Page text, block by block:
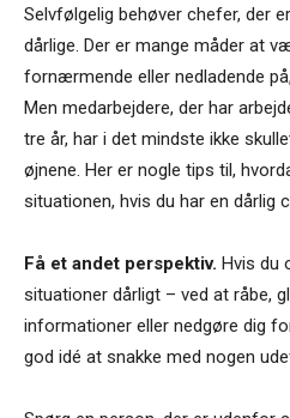
Selvfølgelig behøver chefer, der
dårlige. Der er mange måder at
fornærmende eller nedladende
Men medarbejdere, der har
tre år, har i det mindste ikke
øjnene. Her er nogle tips til,
situationen, hvis du har en dårlig
Få et andet perspektiv. Hvis du
situationer dårligt – ved at råbe,
informationer eller nedgøre dig
god idé at snakke med nogen